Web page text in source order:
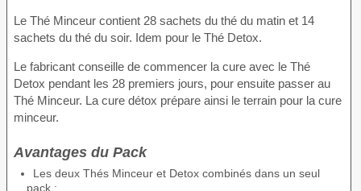
Le Thé Minceur contient 28 sachets du thé du matin et 14
sachets du thé du soir. Idem pour le Thé Detox.
Le fabricant conseille de commencer la cure avec le Thé
Detox pendant les 28 premiers jours, pour ensuite passer au
Thé Minceur. La cure détox prépare ainsi le terrain pour la cure
minceur.
Avantages du Pack
Les deux Thés Minceur et Detox combinés dans un seul
pack ;